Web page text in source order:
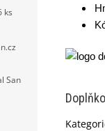
ks
San